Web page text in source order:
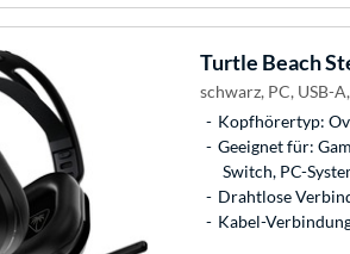
Turtle Beach
schwarz, PC, USB-
Kopfhörertyp:
Geeignet für:
Switch, PC-
Drahtlose
Kabel-